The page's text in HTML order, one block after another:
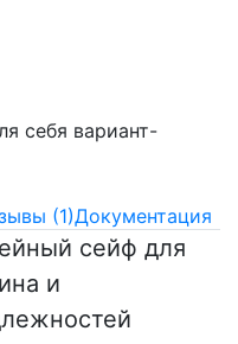
себя вариант-
(1)Документация
сейф для
и